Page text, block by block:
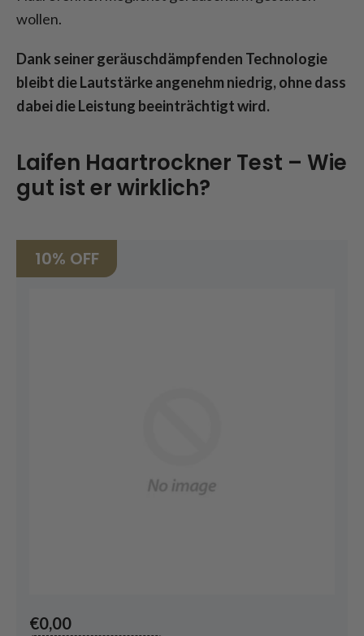
wollen.
Dank seiner geräuschdämpfenden Technologie
bleibt die Lautstärke angenehm niedrig, ohne dass
dabei die Leistung beeinträchtigt wird.
Laifen Haartrockner Test – Wie
gut ist er wirklich?
€0,00
10% OFF